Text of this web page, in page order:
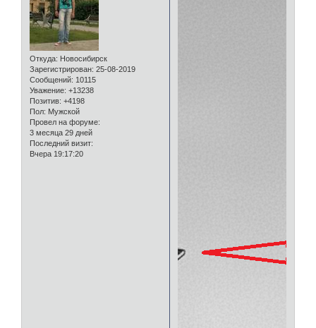
Откуда: Новосибирск
Зарегистрирован: 25-08-2019
Сообщений: 10115
Уважение: +13238
Позитив: +4198
Пол: Мужской
Провел на форуме:
3 месяца 29 дней
Последний визит:
Вчера 19:17:20